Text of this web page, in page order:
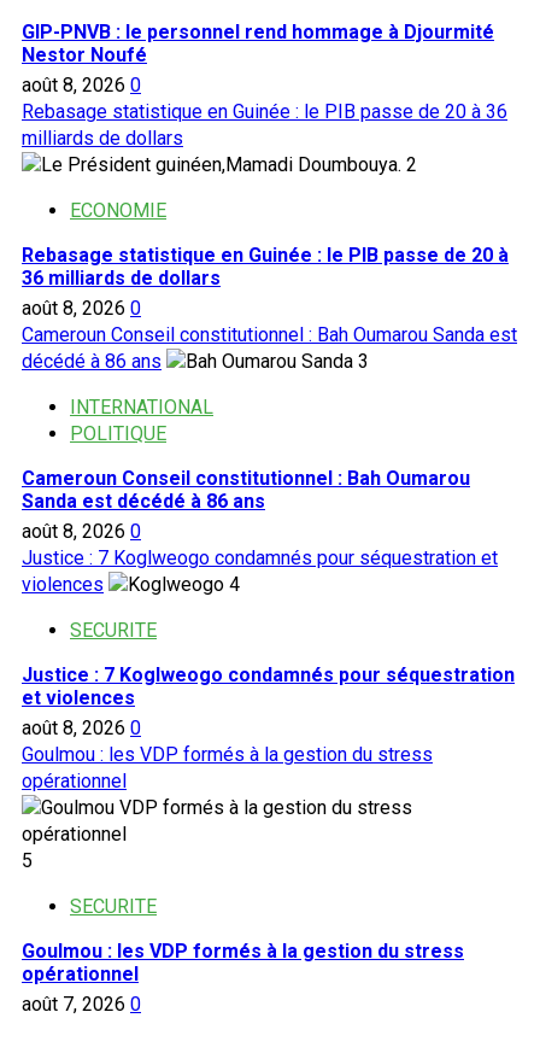
Leaders
coutumiers
et
religieux
GIP-PNVB : le personnel rend hommage à Djourmité
Nestor Noufé
août 8, 2026 0
Rebasage statistique en Guinée : le PIB passe de 20 à 36
milliards de dollars
2
ECONOMIE
Rebasage statistique en Guinée : le PIB passe de 20 à
36 milliards de dollars
août 8, 2026 0
Cameroun Conseil constitutionnel : Bah Oumarou Sanda est
décédé à 86 ans
3
INTERNATIONAL
POLITIQUE
Cameroun Conseil constitutionnel : Bah Oumarou
Sanda est décédé à 86 ans
août 8, 2026 0
Justice : 7 Koglweogo condamnés pour séquestration et
violences
4
SECURITE
Justice : 7 Koglweogo condamnés pour séquestration
et violences
août 8, 2026 0
Goulmou : les VDP formés à la gestion du stress
opérationnel
5
SECURITE
Goulmou : les VDP formés à la gestion du stress
opérationnel
août 7, 2026 0